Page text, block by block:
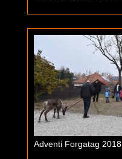
Adventi Forgatag 2018.